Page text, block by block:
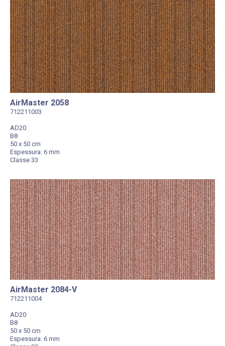
AirMaster 2058
712211003
AD20
B8
50 x 50 cm
Espessura: 6 mm
Classe 33
AirMaster 2084-V
712211004
AD20
B8
50 x 50 cm
Espessura: 6 mm